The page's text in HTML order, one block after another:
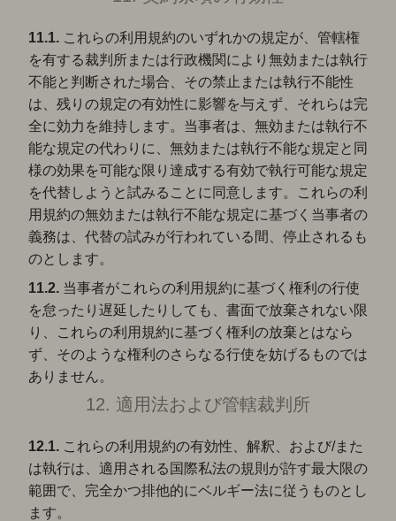
11.1. これらの利用規約のいずれかの規定が、管轄権
を有する裁判所または行政機関により無効または執行
不能と判断された場合、その禁止または執行不能性
は、残りの規定の有効性に影響を与えず、それらは完
全に効力を維持します。当事者は、無効または執行不
能な規定の代わりに、無効または執行不能な規定と同
様の効果を可能な限り達成する有効で執行可能な規定
を代替しようと試みることに同意します。これらの利
用規約の無効または執行不能な規定に基づく当事者の
義務は、代替の試みが行われている間、停止されるも
のとします。
11.2. 当事者がこれらの利用規約に基づく権利の行使
を怠ったり遅延したりしても、書面で放棄されない限
り、これらの利用規約に基づく権利の放棄とはなら
ず、そのような権利のさらなる行使を妨げるものでは
ありません。
12. 適用法および管轄裁判所
12.1. これらの利用規約の有効性、解釈、および/また
は執行は、適用される国際私法の規則が許す最大限の
範囲で、完全かつ排他的にベルギー法に従うものとし
ます。